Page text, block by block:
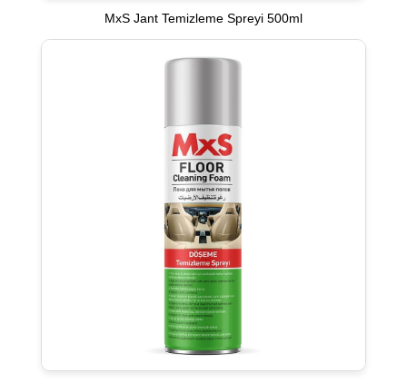
MxS Jant Temizleme Spreyi 500ml